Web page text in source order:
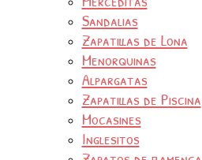
Sandalias
Zapatillas de Lona
Menorquinas
Alpargatas
Zapatillas de Piscina
Mocasines
Inglesitos